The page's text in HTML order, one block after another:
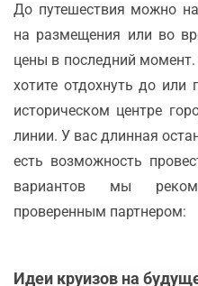
До путешествия можно
на размещения или во
цены в последний
хотите отдохнуть до или
историческом центре
линии. У вас длинная
есть возможность
вариантов мы
проверенным партнером:
Идеи круизов на